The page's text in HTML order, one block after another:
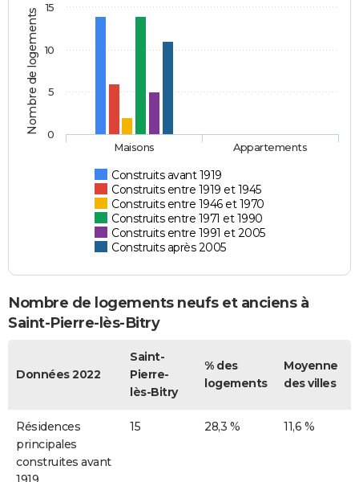
Nombre de logements
Construits avant 1919
Construits entre 1919 et 1945
Construits entre 1946 et 1970
Construits entre 1971 et 1990
Construits entre 1991 et 2005
Construits après 2005
Maisons Appartements
0
5
10
15
Nombre de logements neufs et anciens à
Saint-Pierre-lès-Bitry
Données 2022
Saint-
Pierre-
lès-Bitry
% des
logements
Moyenne
des villes
Résidences
principales
construites avant
15 28,3 % 11,6 %